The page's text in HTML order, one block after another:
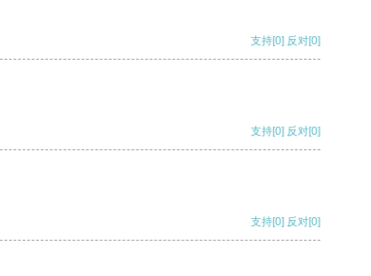
支持[0] 反对[0]
支持[0] 反对[0]
支持[0] 反对[0]